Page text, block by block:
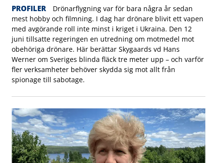
PROFILER
Drönarflygning var för bara några år sedan
mest hobby och filmning. I dag har drönare blivit ett vapen
med avgörande roll inte minst i kriget i Ukraina. Den 12
juni tillsatte regeringen en utredning om motmedel mot
obehöriga drönare. Här berättar Skygaards vd Hans
Werner om Sveriges blinda fläck tre meter upp – och varför
fler verksamheter behöver skydda sig mot allt från
spionage till sabotage.